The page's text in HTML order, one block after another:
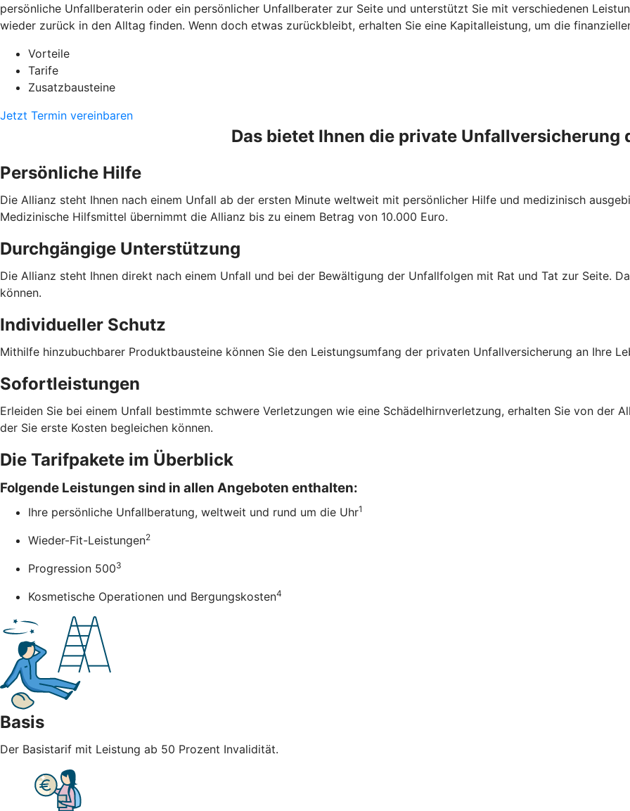
persönliche Unfallberaterin oder ein persönlicher Unfallberater zur Seite und unterstützt Sie mit verschiedenen
wieder zurück in den Alltag finden. Wenn doch etwas zurückbleibt, erhalten Sie eine Kapitalleistung, um die
Vorteile
Tarife
Zusatzbausteine
Jetzt Termin vereinbaren
Das bietet Ihnen die private Unfallversicherung
Persönliche Hilfe
Die Allianz steht Ihnen nach einem Unfall ab der ersten Minute weltweit mit persönlicher Hilfe und medizinisch
Medizinische Hilfsmittel übernimmt die Allianz bis zu einem Betrag von 10.000 Euro.
Durchgängige Unterstützung
Die Allianz steht Ihnen direkt nach einem Unfall und bei der Bewältigung der Unfallfolgen mit Rat und Tat zur Seite.
können.
Individueller Schutz
Mithilfe hinzubuchbarer Produktbausteine können Sie den Leistungsumfang der privaten Unfallversicherung an Ihre
Sofortleistungen
Erleiden Sie bei einem Unfall bestimmte schwere Verletzungen wie eine Schädelhirnverletzung, erhalten Sie von der
der Sie erste Kosten begleichen können.
Die Tarifpakete im Überblick
Folgende Leistungen sind in allen Angeboten enthalten:
Ihre persönliche Unfallberatung, weltweit und rund um die Uhr1
Wieder-Fit-Leistungen2
Progression 5003
Kosmetische Operationen und Bergungskosten4
Basis
Der Basistarif mit Leistung ab 50 Prozent Invalidität.